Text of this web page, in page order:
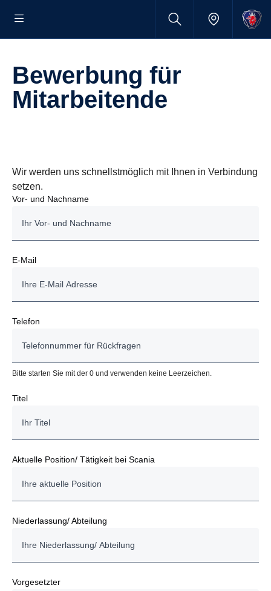
Bewerbung für
Mitarbeitende
Wir werden uns schnellstmöglich mit Ihnen in Verbindung
setzen.
Vor- und Nachname
E-Mail
Telefon
Bitte starten Sie mit der 0 und verwenden keine Leerzeichen.
Titel
Aktuelle Position/ Tätigkeit bei Scania
Niederlassung/ Abteilung
Vorgesetzter